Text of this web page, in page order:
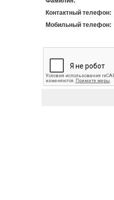
Контактный телефон:
Мобильный телефон: